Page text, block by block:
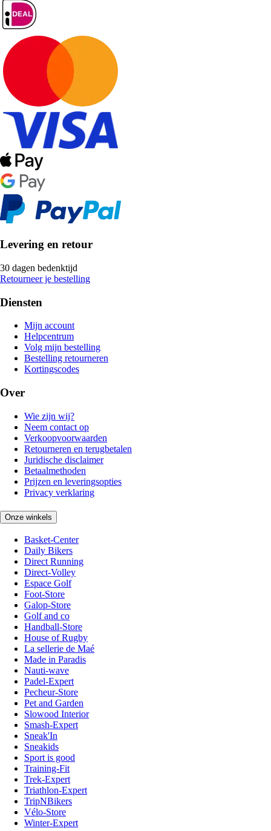
Levering en retour
30 dagen bedenktijd
Retourneer je bestelling
Diensten
Mijn account
Helpcentrum
Volg mijn bestelling
Bestelling retourneren
Kortingscodes
Over
Wie zijn wij?
Neem contact op
Verkoopvoorwaarden
Retourneren en terugbetalen
Juridische disclaimer
Betaalmethoden
Prijzen en leveringsopties
Privacy verklaring
Onze winkels
Basket-Center
Daily Bikers
Direct Running
Direct-Volley
Espace Golf
Foot-Store
Galop-Store
Golf and co
Handball-Store
House of Rugby
La sellerie de Maé
Made in Paradis
Nauti-wave
Padel-Expert
Pecheur-Store
Pet and Garden
Slowood Interior
Smash-Expert
Sneak'In
Sneakids
Sport is good
Training-Fit
Trek-Expert
Triathlon-Expert
TripNBikers
Vélo-Store
Winter-Expert